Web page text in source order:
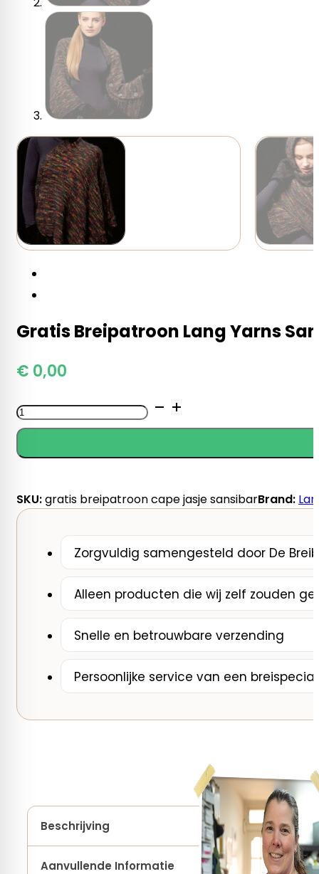
Gratis Breipatroon Lang Yarns
€ 0,00
Gratis
Breipatroon
Yarns
Cape
Jasje
SKU:gratis breipatroon cape jasje sansibarBrand:
Zorgvuldig samengesteld door De
Alleen producten die wij zelf zouden
Snelle en betrouwbare verzending
Persoonlijke service van een
Beschrijving
Aanvullende Informatie